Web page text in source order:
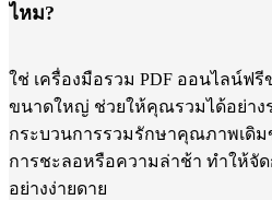
ไหม?
ใช่ เครื่องมือรวม PDF ออนไลน์ฟรี
ขนาดใหญ่ ช่วยให้คุณรวมได้อย่าง
กระบวนการรวมรักษาคุณภาพเดิ
การชะลอหรือความล่าช้า ทำให้จั
อย่างง่ายดาย